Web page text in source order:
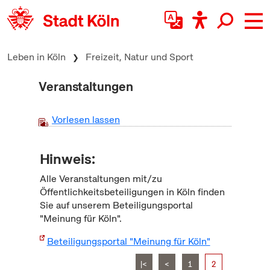
zum Inhalt springen
Leben in Köln Freizeit, Natur und Sport
Veranstaltungen
Vorlesen lassen
Hinweis:
Alle Veranstaltungen mit/zu
Öffentlichkeitsbeteiligungen in Köln finden
Sie auf unserem Beteiligungsportal
"Meinung für Köln".
Beteiligungsportal "Meinung für Köln"
|< < 1 2